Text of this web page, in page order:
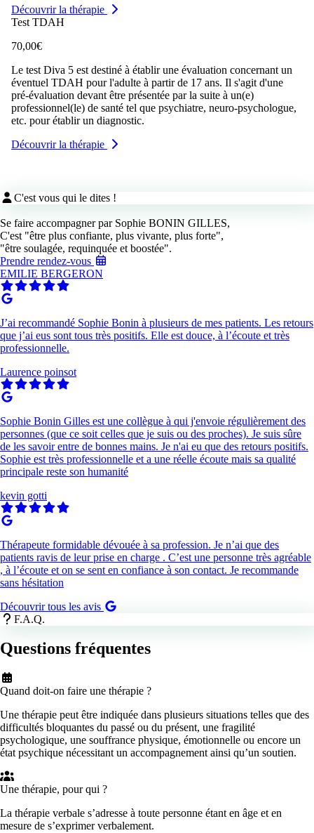
Découvrir la thérapie
Test TDAH
70,00€
Le test Diva 5 est destiné à établir une évaluation concernant un
éventuel TDAH pour l'adulte à partir de 17 ans. Il s'agit d'une
pré-évaluation devant être présentée par la suite à un(e)
professionnel(le) de santé tel que psychiatre, neuro-psychologue,
etc. pour établir un diagnostic.
Découvrir la thérapie
C'est vous qui le dites !
Se faire accompagner par Sophie BONIN GILLES,
C'est "être plus confiante, plus vivante, plus forte",
"être soulagée, requinquée et boostée".
Prendre rendez-vous
EMILIE BERGERON
J’ai recommandé Sophie Bonin à plusieurs de mes patients. Les retours
que j’ai eus sont tous très positifs. Elle est douce, à l’écoute et très
professionnelle.
Laurence poinsot
Sophie Bonin Gilles est une collègue à qui j'envoie régulièrement des
personnes (que ce soit celles que je suis ou des proches). Je suis sûre
de les savoir entre de bonnes mains. Je n'ai eu que des retours positifs.
Sophie est très professionnelle et a une réelle écoute mais sa qualité
principale reste son humanité
kevin gotti
Thérapeute formidable dévouée à sa profession. Je n’ai que des
patients ravis de leur prise en charge . C’est une personne très agréable
, à l’écoute et on se sent en confiance à son contact. Je recommande
sans hésitation
Découvrir tous les avis
F.A.Q.
Questions fréquentes
Quand doit-on faire une thérapie ?
Une thérapie peut être indiquée dans plusieurs situations telles que des
difficultés bloquantes du passé ou du présent, une fragilité
psychologique, une souffrance physique, émotionnelle ou encore un
état psychique nécessitant un accompagnement ainsi qu’un soutien.
Une thérapie, pour qui ?
La thérapie verbale s’adresse à toute personne étant en âge et en
mesure de s’exprimer verbalement.